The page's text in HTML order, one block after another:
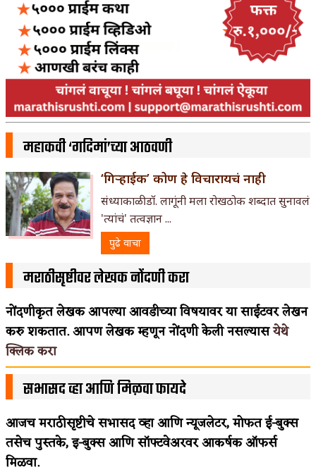
महाकवी ‘गदिमां’च्या आठवणी
‘गिर्‍हाईक’ कोण हे विचारायचं नाही
संध्याकाळी डॉ. लागूंनी मला रोखठोक शब्दात सुनावलं
'त्यांचं' तत्वज्ञान ...
पुढे वाचा
मराठीसृष्टीवर लेखक नोंदणी करा
नोंदणीकृत लेखक आपल्या आवडीच्या विषयावर या साईटवर लेखन
करु शकतात. आपण लेखक म्हणून नोंदणी केली नसल्यासयेथे
क्लिक करा
सभासद व्हा आणि मिळवा फायदे
आजच मराठीसृष्टीचे सभासद व्हा आणि न्यूजलेटर, मोफत ई-बुक्स
तसेच पुस्तके, इ-बुक्स आणि सॉफ्टवेअरवर आकर्षक ऑफर्स
मिळवा.